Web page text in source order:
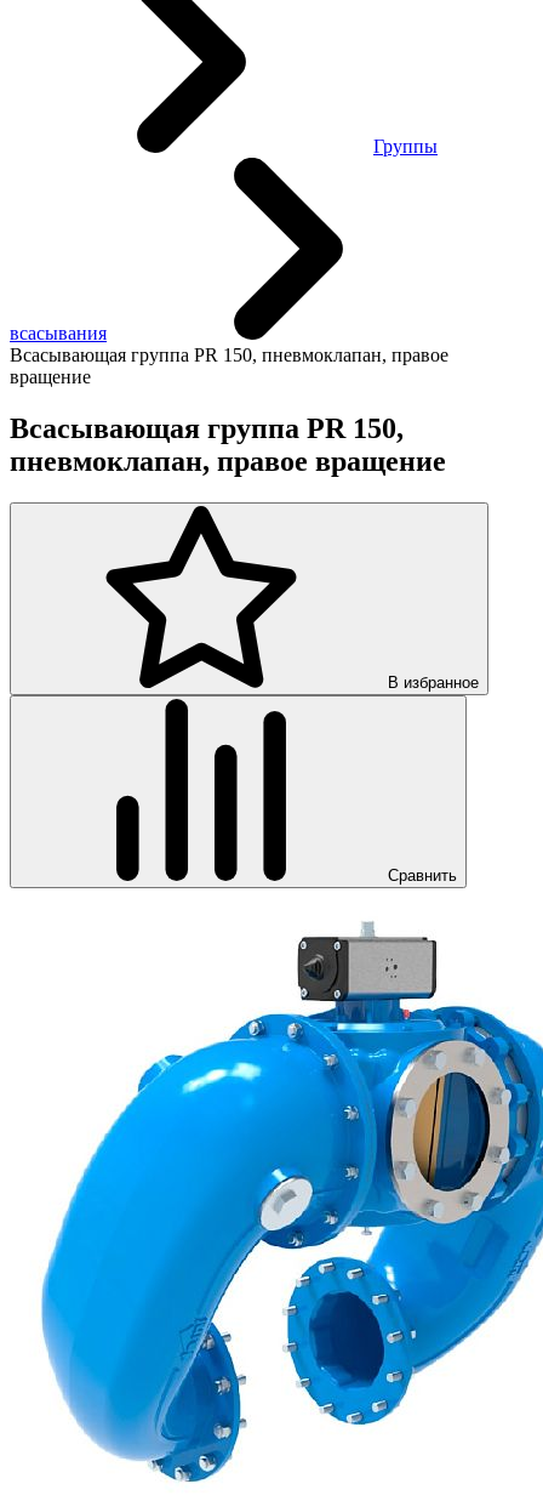
Группы
всасывания
Всасывающая группа PR 150, пневмоклапан, правое
вращение
Всасывающая группа PR 150,
пневмоклапан, правое вращение
В избранное
Сравнить